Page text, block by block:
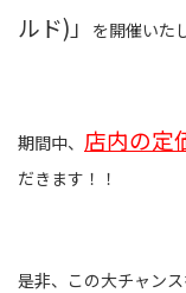
ルド)」
を開催いた
期間中、 店内の定
だきます！！
是非、この大チャン